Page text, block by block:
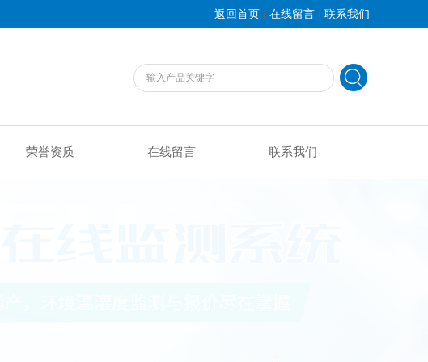
返回首页 | 在线留言 | 联系我们
荣誉资质 在线留言 联系我们